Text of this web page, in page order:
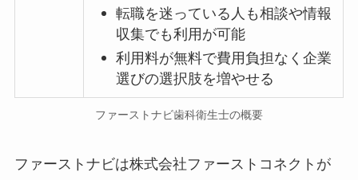
転職を迷っている人も相談や情報
収集でも利用が可能
利用料が無料で費用負担なく企業
選びの選択肢を増やせる
ファーストナビ歯科衛生士の概要
ファーストナビは株式会社ファーストコネクトが